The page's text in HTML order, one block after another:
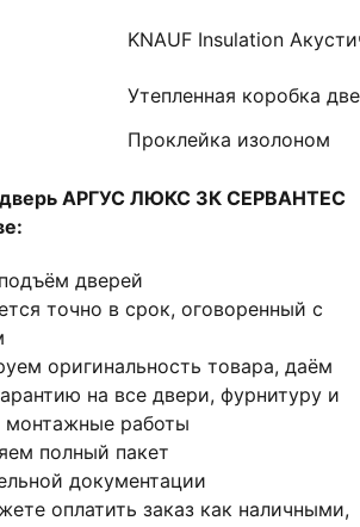
KNAUF Insulation
Утепленная коробка
Проклейка изолоном
дверь АРГУС ЛЮКС 3К СЕРВАНТЕС
дверей
точно в срок, оговоренный с
оригинальность товара, даём
на все двери, фурнитуру и
монтажные работы
полный пакет
документации
оплатить заказ как наличными,